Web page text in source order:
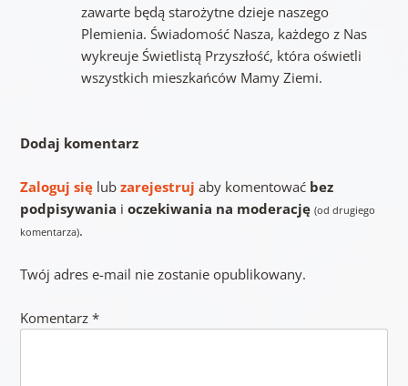
zawarte będą starożytne dzieje naszego
Plemienia. Świadomość Nasza, każdego z Nas
wykreuje Świetlistą Przyszłość, która oświetli
wszystkich mieszkańców Mamy Ziemi.
Dodaj komentarz
Zaloguj sięlub zarejestruj aby komentować bez
podpisywania i oczekiwania na moderację (od drugiego
komentarza).
Twój adres e-mail nie zostanie opublikowany.
Komentarz *